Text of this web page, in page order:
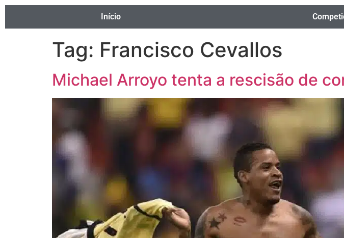
Início
Tag: Francisco Cevallos
Michael Arroyo tenta a rescisão de